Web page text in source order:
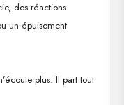
des réactions
un épuisement
plus. Il part tout